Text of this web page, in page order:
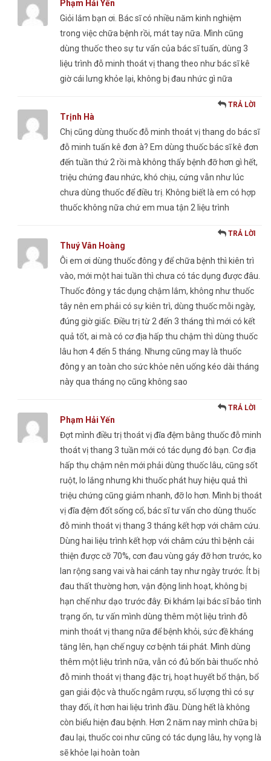
Phạm Hải Yến
Giỏi lắm bạn ơi. Bác sĩ có nhiều năm kinh nghiệm
trong việc chữa bệnh rồi, mát tay nữa. Mình cũng
dùng thuốc theo sự tư vấn của bác sĩ tuấn, dùng 3
liệu trình đỗ minh thoát vị thang theo như bác sĩ kê
giờ cái lưng khỏe lại, không bị đau nhức gì nữa
Trịnh Hà
TRẢ LỜI
Chị cũng dùng thuốc đỗ minh thoát vị thang do bác sĩ
đỗ minh tuấn kê đơn à? Em dùng thuốc bác sĩ kê đơn
đến tuần thứ 2 rồi mà không thấy bệnh đỡ hơn gì hết,
triệu chứng đau nhức, khó chịu, cứng vẫn như lúc
chưa dùng thuốc để điều trị. Không biết là em có hợp
thuốc không nữa chứ em mua tận 2 liệu trình
Thuý Vân Hoàng
TRẢ LỜI
Ôi em ơi dùng thuốc đông y để chữa bệnh thì kiên trì
vào, mới một hai tuần thì chưa có tác dụng được đâu.
Thuốc đông y tác dụng chậm lắm, không như thuốc
tây nên em phải có sự kiên trì, dùng thuốc mỗi ngày,
đúng giờ giấc. Điều trị từ 2 đến 3 tháng thì mới có kết
quả tốt, ai mà có cơ địa hấp thu chậm thì dùng thuốc
lâu hơn 4 đến 5 tháng. Nhưng cũng may là thuốc
đông y an toàn cho sức khỏe nên uống kéo dài tháng
này qua tháng nọ cũng không sao
Phạm Hải Yến
TRẢ LỜI
Đợt mình điều trị thoát vị đĩa đệm bằng thuốc đỗ minh
thoát vị thang 3 tuần mới có tác dụng đó bạn. Cơ địa
hấp thụ chậm nên mới phải dùng thuốc lâu, cũng sốt
ruột, lo lắng nhưng khi thuốc phát huy hiệu quả thì
triệu chứng cũng giảm nhanh, đỡ lo hơn. Mình bị thoát
vị đĩa đệm đốt sống cổ, bác sĩ tư vấn cho dùng thuốc
đỗ minh thoát vị thang 3 tháng kết hợp với châm cứu.
Dùng hai liệu trình kết hợp với châm cứu thì bệnh cải
thiện được cỡ 70%, cơn đau vùng gáy đỡ hơn trước, ko
lan rộng sang vai và hai cánh tay như ngày trước. Ít bị
đau thất thường hơn, vận động linh hoạt, không bị
hạn chế như dạo trước đây. Đi khám lại bác sĩ bảo tình
trạng ổn, tư vấn mình dùng thêm một liệu trình đỗ
minh thoát vị thang nữa để bệnh khỏi, sức đề kháng
tăng lên, hạn chế nguy cơ bệnh tái phát. Mình dùng
thêm một liệu trình nữa, vẫn có đủ bốn bài thuốc nhỏ
đỗ minh thoát vị thang đặc trị, hoạt huyết bổ thận, bổ
gan giải độc và thuốc ngâm rượu, số lượng thì có sự
thay đổi, ít hơn hai liệu trình đầu. Dùng hết là không
còn biểu hiện đau bệnh. Hơn 2 năm nay mình chữa bị
đau lại, thuốc coi như cũng có tác dụng lâu, hy vọng là
sẽ khỏe lại hoàn toàn